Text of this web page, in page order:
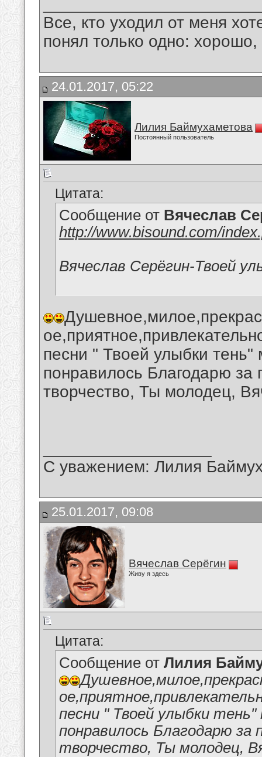
Все, кто уходил от меня
понял только одно:
24.01.2017, 05:22
Лилия Баймухаметова
Постоянный пользователь
Цитата:
Сообщение от Вячеслав
http://www.bisound.com/
Вячеслав Серёгин-Твоей
песни " Твоей улыбки
понравилось Благодарю за
творчество, Ты молодец,
С уважением: Лилия
25.01.2017, 09:08
Вячеслав Серёгин
Живу я здесь
Цитата:
Сообщение от Лилия
песни " Твоей улыбки тень"
понравилось Благодарю за
творчество, Ты молодец,